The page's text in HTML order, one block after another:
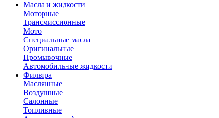
Масла и жидкости
Моторные
Трансмиссионные
Мото
Специальные масла
Оригинальные
Промывочные
Автомобильные жидкости
Фильтра
Маслянные
Воздушные
Салонные
Топливные